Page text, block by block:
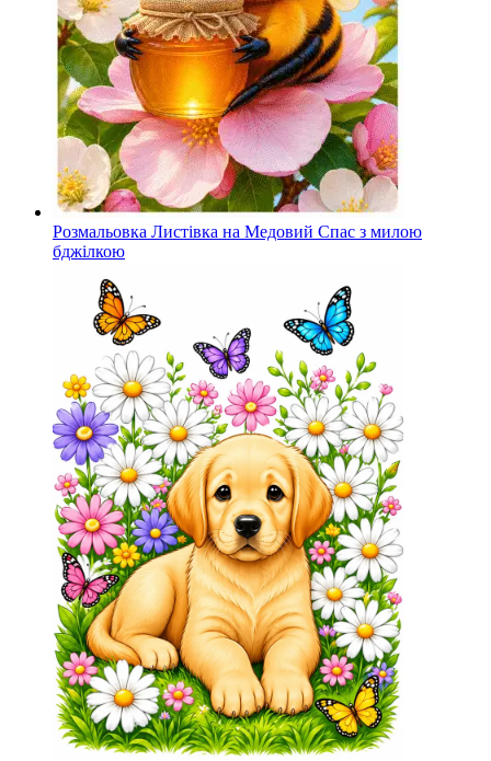
Розмальовка Листівка на Медовий Спас з милою
бджілкою